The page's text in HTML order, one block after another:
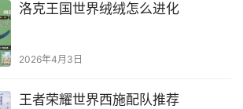
洛克王国世界绒绒怎么进化
2026年4月3日
王者荣耀世界西施配队推荐